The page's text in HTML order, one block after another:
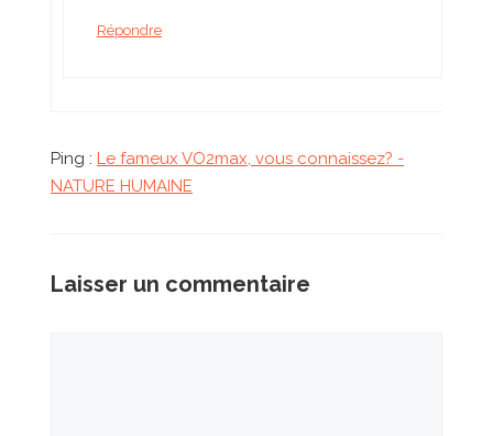
Répondre
Ping : Le fameux VO2max, vous connaissez? -
NATURE HUMAINE
Laisser un commentaire